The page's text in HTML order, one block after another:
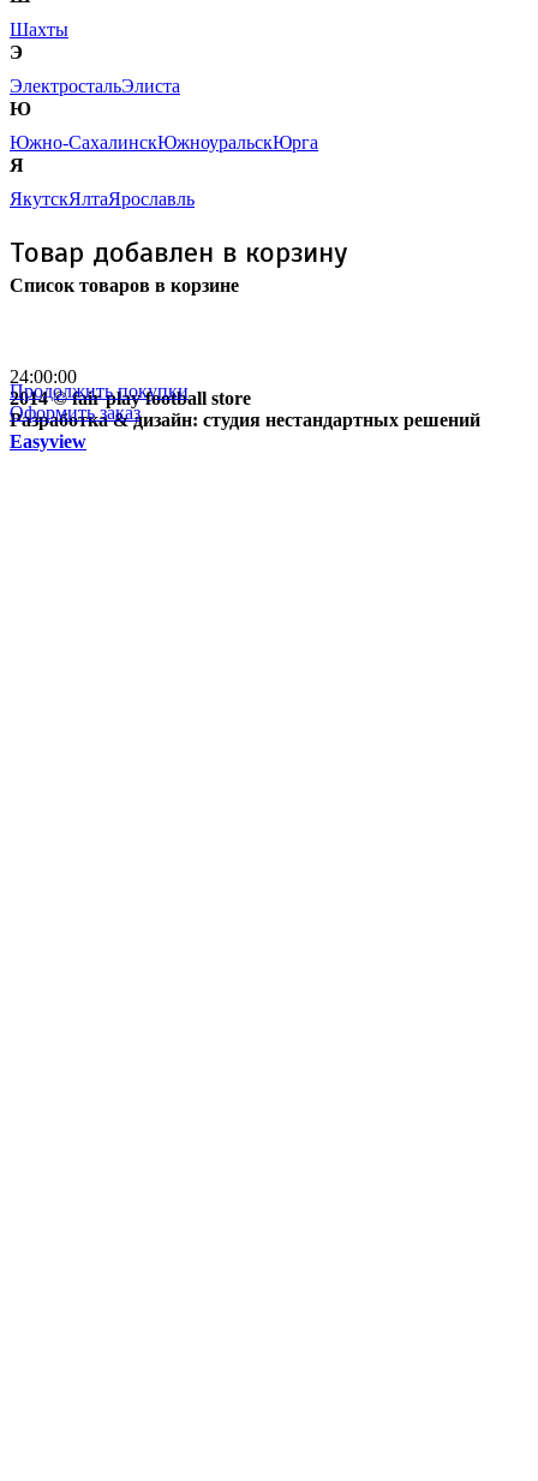
Шахты
Э
ЭлектростальЭлиста
Ю
Южно-СахалинскЮжноуральскЮрга
Я
ЯкутскЯлтаЯрославль
Товар добавлен в корзину
Список товаров в корзине
Продолжить покупки
Оформить заказ
24:00:00
2014 © fair play football store
Разработка & дизайн: студия нестандартных решений
Easyview